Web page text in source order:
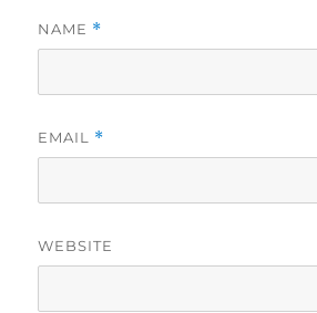
NAME *
EMAIL *
WEBSITE